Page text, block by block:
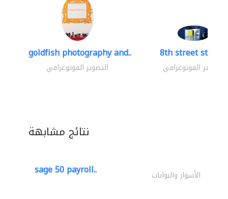
goldfish photography and..
التصوير الفوتوغرافي
8th street studios
التصوير الفوتوغرافي
نتائج مشابهة
sage 50 payroll.. الأسوار والبوابات